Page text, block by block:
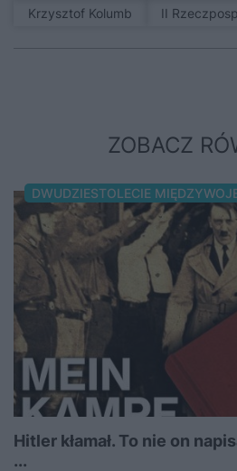
Krzysztof Kolumb
II
ZOBACZ
DWUDZIESTOLECIE
Hitler kłamał. To nie on
...